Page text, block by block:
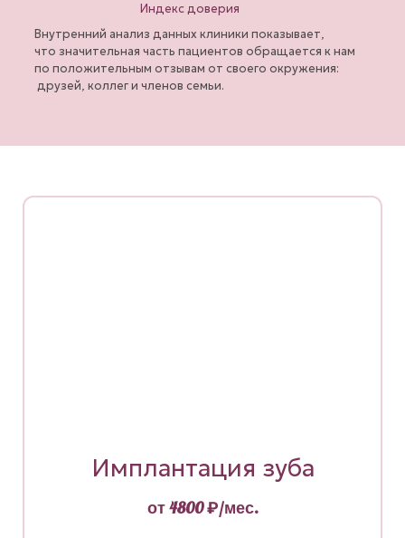
Внутренний анализ данных клиники показывает,
что значительная часть пациентов обращается к нам
по положительным отзывам от своего окружения:
друзей, коллег и членов семьи.
Индекс доверия
Имплантация зуба
от 4800 ₽/мес.